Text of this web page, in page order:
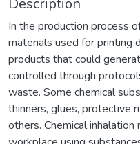
In the production process
materials used for printing
products that could
controlled through
waste. Some chemical
thinners, glues, protective
others. Chemical